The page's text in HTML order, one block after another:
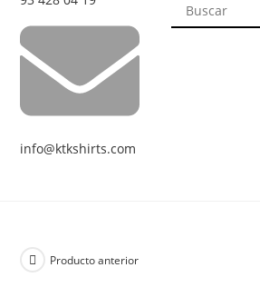
info@ktkshirts.com
Producto anterior